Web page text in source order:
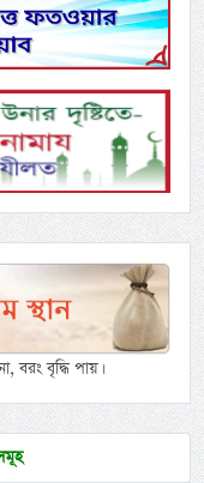
বৃদ্ধি পায়।